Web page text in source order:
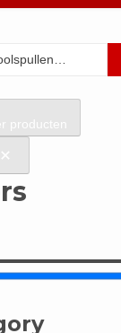
producten